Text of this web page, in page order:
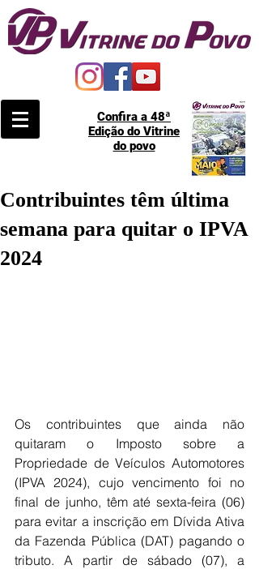
Confira a 48ª
Edição do Vitrine
do povo
Contribuintes têm última
semana para quitar o IPVA
2024
Os contribuintes que ainda não
quitaram o Imposto sobre a
Propriedade de Veículos Automotores
(IPVA 2024), cujo vencimento foi no
final de junho, têm até sexta-feira (06)
para evitar a inscrição em Dívida Ativa
da Fazenda Pública (DAT) pagando o
tributo. A partir de sábado (07), a